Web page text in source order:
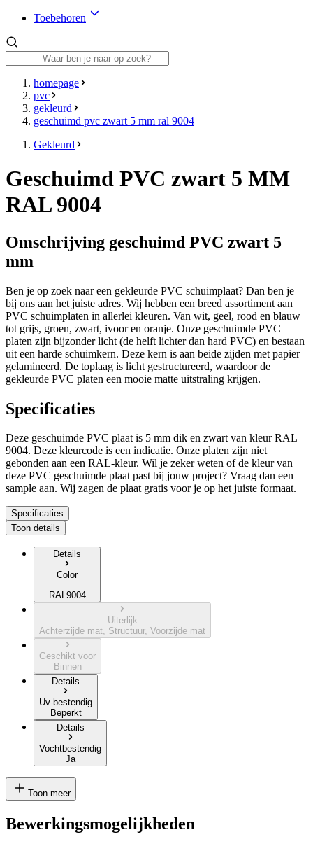
Toebehoren
homepage
pvc
gekleurd
geschuimd pvc zwart 5 mm ral 9004
Gekleurd
Geschuimd PVC zwart 5 MM
RAL 9004
Omschrijving geschuimd PVC zwart 5
mm
Ben je op zoek naar een gekleurde PVC schuimplaat? Dan ben je
bij ons aan het juiste adres. Wij hebben een breed assortiment aan
PVC schuimplaten in allerlei kleuren. Van wit, geel, rood en blauw
tot grijs, groen, zwart, ivoor en oranje. Onze geschuimde PVC
platen zijn bijzonder licht (de helft lichter dan hard PVC) en bestaan
uit een harde schuimkern. Deze kern is aan beide zijden met papier
gelamineerd. De toplaag is licht gestructureerd, waardoor de
gekleurde PVC platen een mooie matte uitstraling krijgen.
Specificaties
Deze geschuimde PVC plaat is 5 mm dik en zwartvan kleur RAL
9004. Deze kleurcode is een indicatie. Onze platen zijn niet
gebonden aan een RAL-kleur. Wil je zeker weten of de kleur van
deze PVC geschuimde plaat past bij jouw project? Vraag dan een
sample aan. Wij zagen de plaat gratis voor je op het juiste formaat.
Specificaties
Toon details
Details
Color
RAL9004
Uiterlijk
Achterzijde mat, Structuur, Voorzijde mat
Geschikt voor
Binnen
Details
Uv-bestendig
Beperkt
Details
Vochtbestendig
Ja
Toon meer
Bewerkingsmogelijkheden